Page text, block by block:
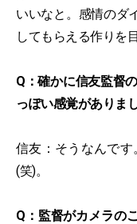
いいなと。感情のダ
してもらえる作りを
Q：確かに信友監督
っぽい感覚がありまし
信友：そうなんで
(笑)。
Q：監督がカメラの